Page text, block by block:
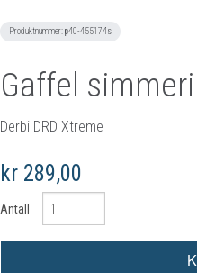
Produktnummer:p40-455174s
Gaffel
Derbi DRD Xtreme
kr 289,00
Antall